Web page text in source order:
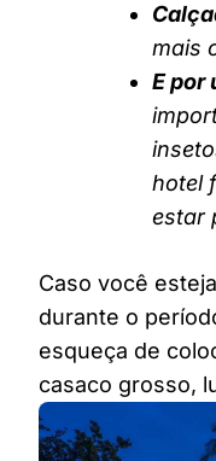
mais
E por
hotel
estar
Caso você
durante o
esqueça de
casaco grosso,